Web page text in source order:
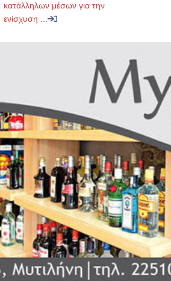
κατάλληλων μέσων για την
ενίσχυση ...